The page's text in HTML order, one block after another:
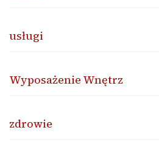
usługi
Wyposażenie Wnętrz
zdrowie